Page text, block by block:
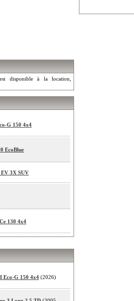
disponible à la location,
G 150 4x4
EcoBlue
3X SUV
130 4x4
Eco-G 150 4x4 (2026)